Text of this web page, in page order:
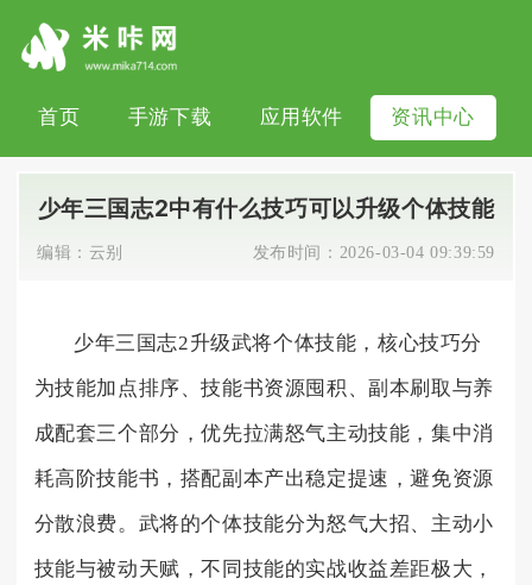
首页 手游下载 应用软件 资讯中心
少年三国志2中有什么技巧可以升级个体技能
编辑： 云别 发布时间： 2026-03-04 09:39:59
少年三国志2升级武将个体技能，核心技巧分
为技能加点排序、技能书资源囤积、副本刷取与养
成配套三个部分，优先拉满怒气主动技能，集中消
耗高阶技能书，搭配副本产出稳定提速，避免资源
分散浪费。武将的个体技能分为怒气大招、主动小
技能与被动天赋，不同技能的实战收益差距极大，